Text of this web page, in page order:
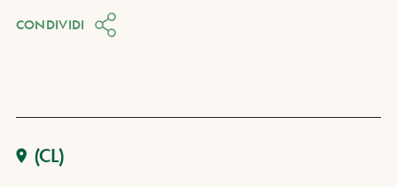
CONDIVIDI
(CL)